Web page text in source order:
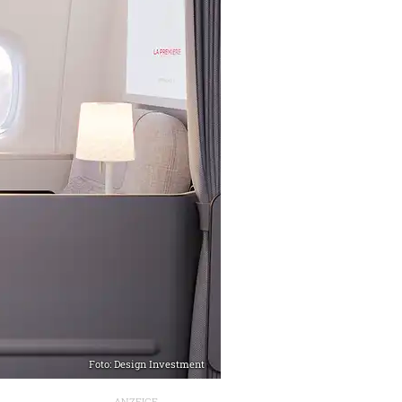
Foto: Design Investment